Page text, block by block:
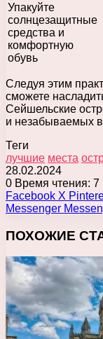
Упакуйте
солнцезащитные
средства и
комфортную
обувь
Следуя этим
сможете
Сейшельские
и незабываемых
Теги
лучшие места
28.02.2024
0 Время чтения: 7
Facebook X
Messenger
ПОХОЖИЕ